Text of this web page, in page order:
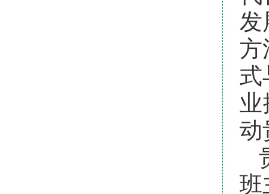
发
式
动
班